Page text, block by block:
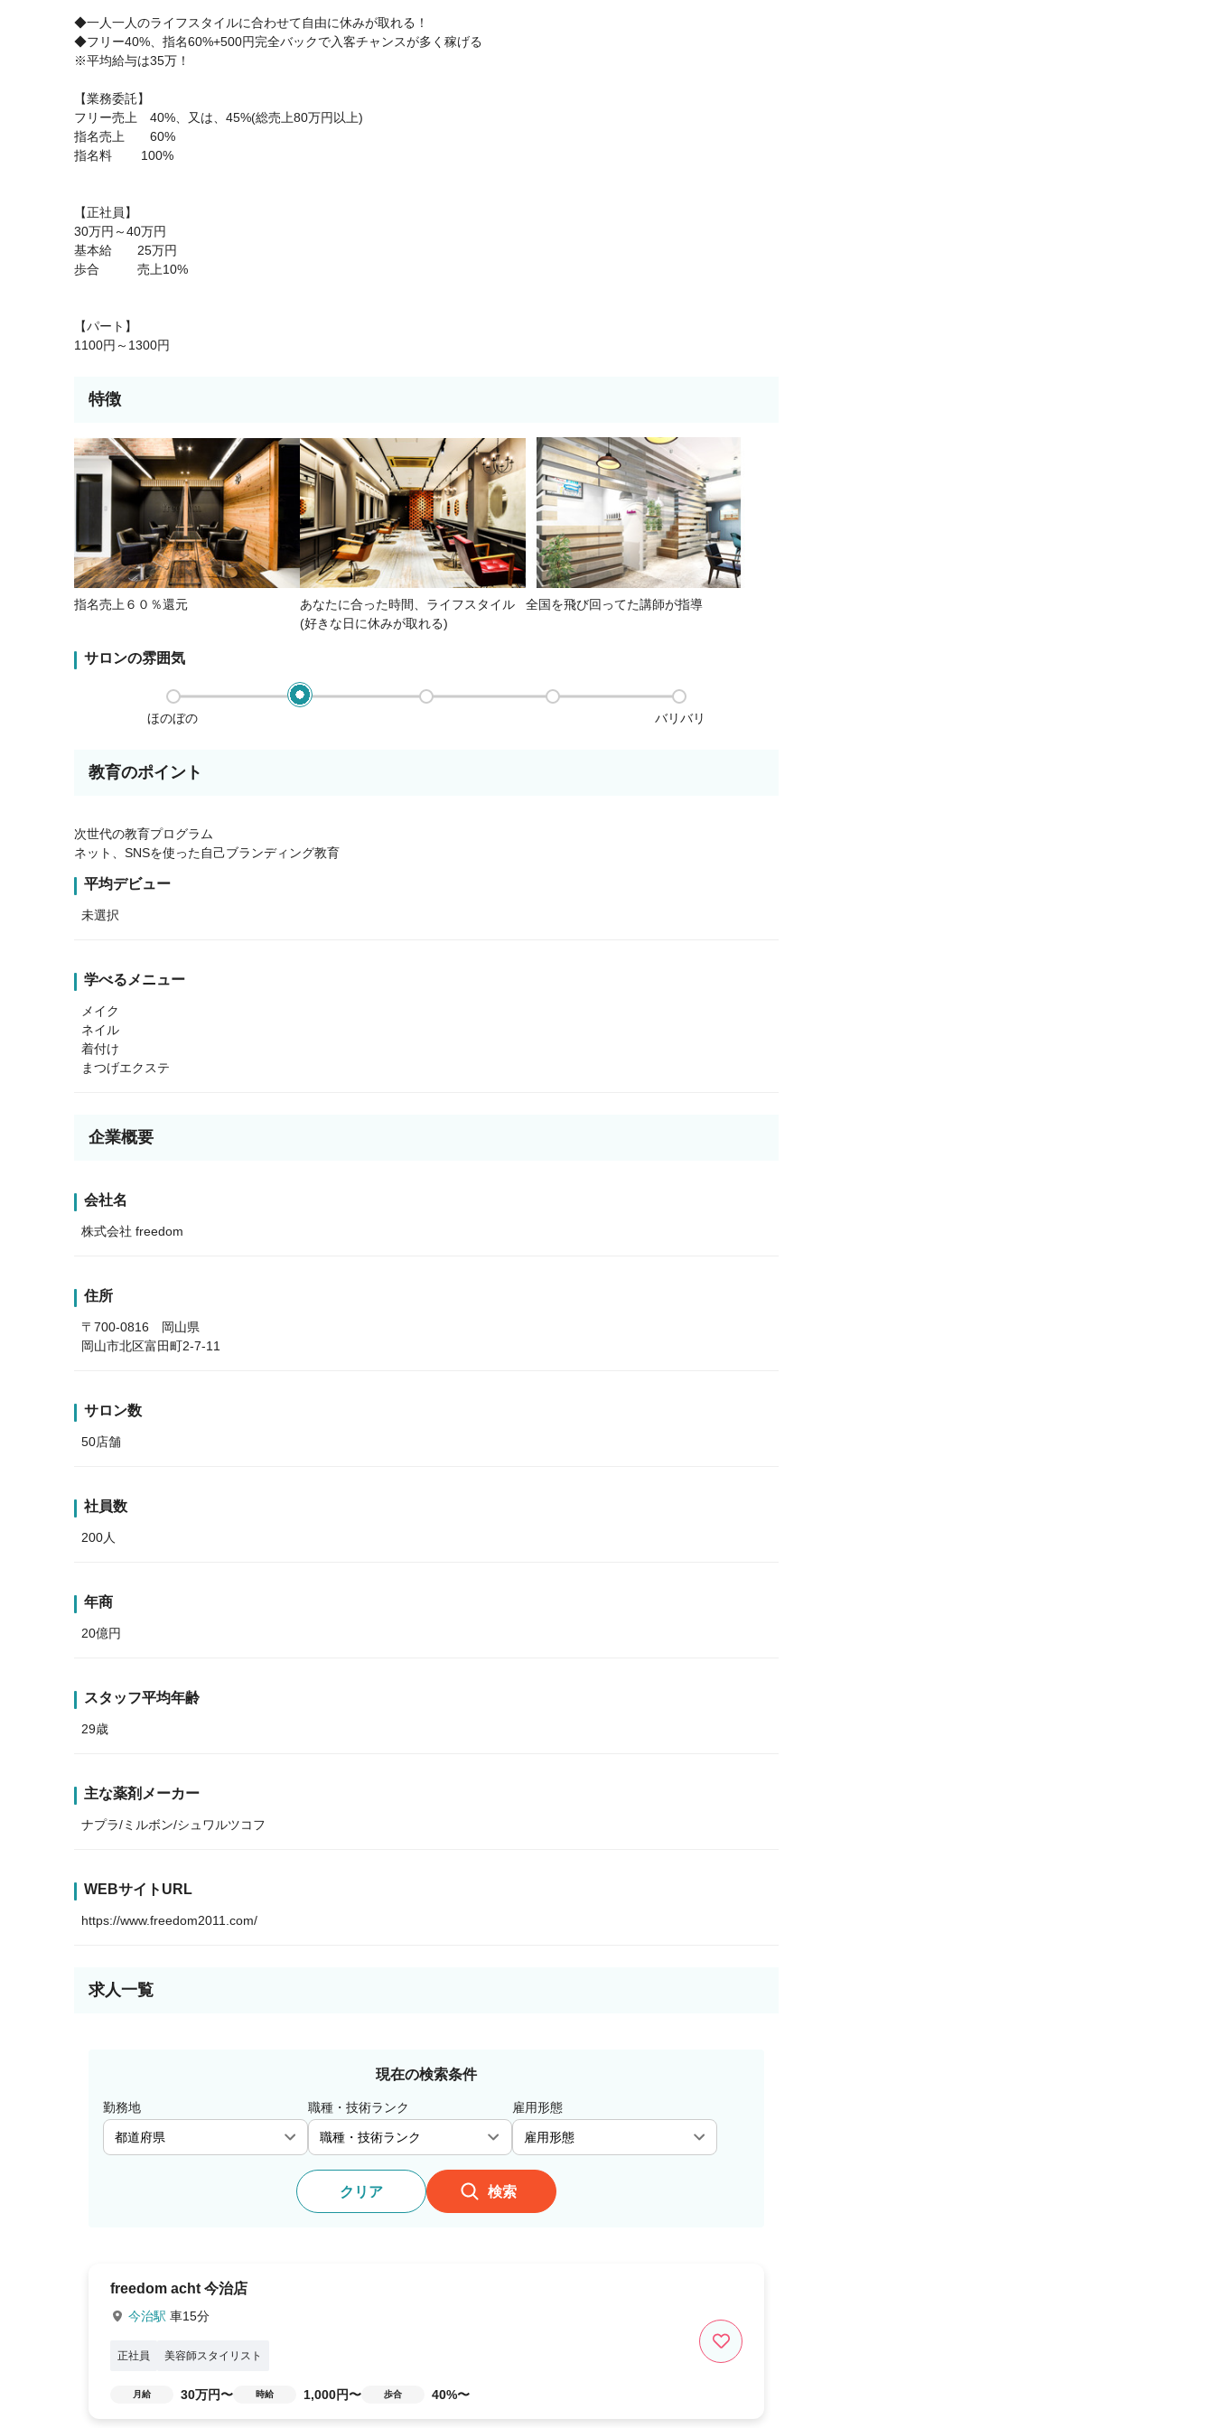
◆一人一人のライフスタイルに合わせて自由に休みが取れる！
◆フリー40%、指名60%+500円完全バックで入客チャンスが多く稼げる
※平均給与は35万！
【業務委託】
フリー売上 40%、又は、45%(総売上80万円以上)
指名売上 60%
指名料 100%
【正社員】
30万円～40万円
基本給 25万円
歩合 売上10%
【パート】
1100円～1300円
特徴
指名売上６０％還元
あなたに合った時間、ライフスタイル
(好きな日に休みが取れる)
全国を飛び回ってた講師が指導
サロンの雰囲気
ほのぼの バリバリ
教育のポイント
次世代の教育プログラム
ネット、SNSを使った自己ブランディング教育
平均デビュー
未選択
学べるメニュー
メイク
ネイル
着付け
まつげエクステ
企業概要
会社名
株式会社 freedom
住所
〒700-0816 岡山県
岡山市北区富田町2-7-11
サロン数
50店舗
社員数
200人
年商
20億円
スタッフ平均年齢
29歳
主な薬剤メーカー
ナプラ/ミルボン/シュワルツコフ
WEBサイトURL
https://www.freedom2011.com/
求人一覧
現在の検索条件
勤務地 職種・技術ランク 雇用形態
クリア 検索
freedom acht 今治店
今治駅 車15分
正社員 美容師スタイリスト
月給 30万円〜 時給 1,000円〜 歩合 40%〜